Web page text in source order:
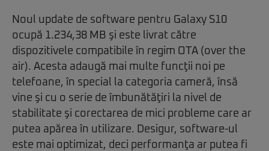
Noul update de software pentru Galaxy S10
ocupă 1.234,38 MB şi este livrat către
dispozitivele compatibile în regim OTA (over the
air). Acesta adaugă mai multe funcţii noi pe
telefoane, în special la categoria cameră, însă
vine şi cu o serie de îmbunătăţiri la nivel de
stabilitate şi corectarea de mici probleme care ar
putea apărea în utilizare. Desigur, software-ul
este mai optimizat, deci performanţa ar putea fi